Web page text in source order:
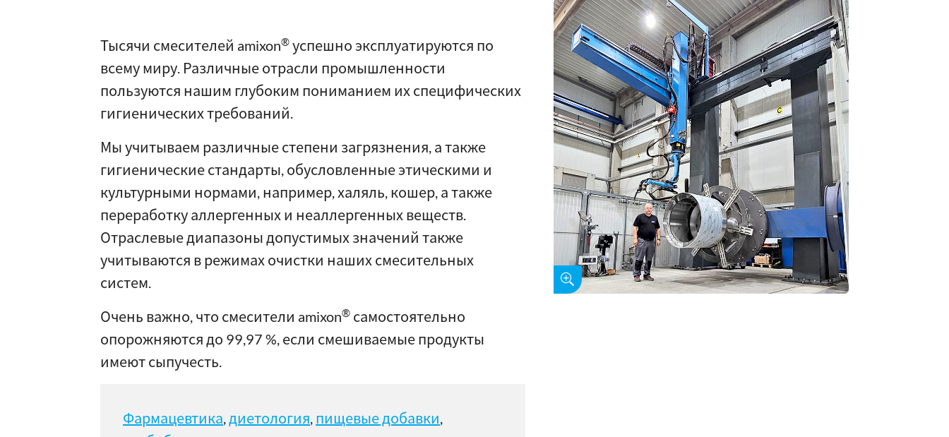
Тысячи смесителей amixon® успешно эксплуатируются по
всему миру. Различные отрасли промышленности
пользуются нашим глубоким пониманием их специфических
гигиенических требований.
Мы учитываем различные степени загрязнения, а также
гигиенические стандарты, обусловленные этическими и
культурными нормами, например, халяль, кошер, а также
переработку аллергенных и неаллергенных веществ.
Отраслевые диапазоны допустимых значений также
учитываются в режимах очистки наших смесительных
систем.
Очень важно, что смесители amixon® самостоятельно
опорожняются до 99,97 %, если смешиваемые продукты
имеют сыпучесть.
Фармацевтика,диетология, пищевые добавки,